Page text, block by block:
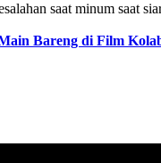
saat minum saat
Bareng di Film